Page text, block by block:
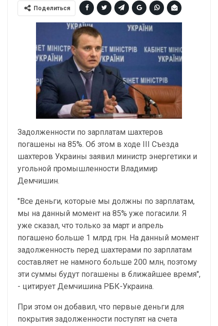
Поделиться
Задолженности по зарплатам шахтеров
погашены на 85%. Об этом в ходе III Съезда
шахтеров Украины заявил министр энергетики и
угольной промышленности Владимир
Демчишин.
"Все деньги, которые мы должны по зарплатам,
мы на данный момент на 85% уже погасили. Я
уже сказал, что только за март и апрель
погашено больше 1 млрд грн. На данный момент
задолженность перед шахтерами по зарплатам
составляет не намного больше 200 млн, поэтому
эти суммы будут погашены в ближайшее время",
- цитирует Демчишина РБК-Украина.
При этом он добавил, что первые деньги для
покрытия задолженности поступят на счета